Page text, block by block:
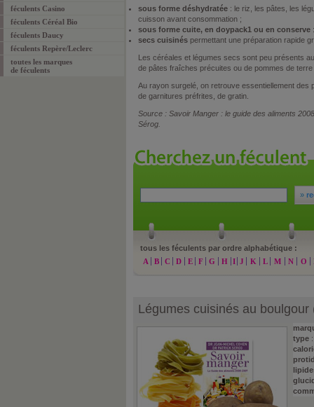
féculents Casino
féculents Céréal Bio
féculents Daucy
féculents Repère/Leclerc
toutes les marques
de féculents
sous forme déshydratée : le riz, les pâtes, les
cuisson avant consommation ;
sous forme cuite, en doypack1 ou en conserve
secs cuisinés permettant une préparation rapide
Les céréales et légumes secs sont peu présents
de pâtes fraîches précuites ou de pommes de
Au rayon surgelé, on retrouve essentiellement des
de garnitures préfrites, de gratin.
Source : Savoir Manger : le guide des aliments
Sérog.
»
tous les féculents par ordre alphabétique :
A
B C D E F G H I J K L M N O
Légumes cuisinés au boulgour
type